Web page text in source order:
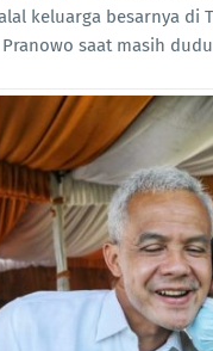
keluarga besarnya di
saat masih